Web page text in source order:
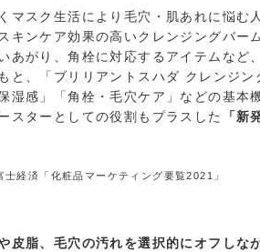
マスク生活により毛穴・肌あれに悩む
キンケア効果の高いクレンジングバー
あがり、角栓に対応するアイテムなど
と、「ブリリアントスハダ クレンジ
湿感」「角栓・毛穴ケア」などの基本
スターとしての役割もプラスした
「新
士経済「化粧品マーケティング要覧2021」
皮脂、毛穴の汚れを選択的にオフしな